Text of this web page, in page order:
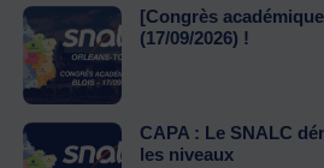
[Congrès
(17/09/2026) !
CAPA : Le SNALC
les niveaux